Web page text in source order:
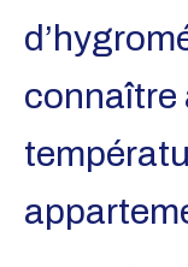
connaître